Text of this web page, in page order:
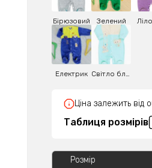
Бірюзовий Зелений
Електрик Світло блакитний
Ціна залежить від
Таблиця розмірів
Розмір